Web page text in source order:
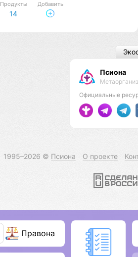
Продукты
14
Добавить
Псиона
Официальные
1995–2026 © Псиона О проекте
Правона